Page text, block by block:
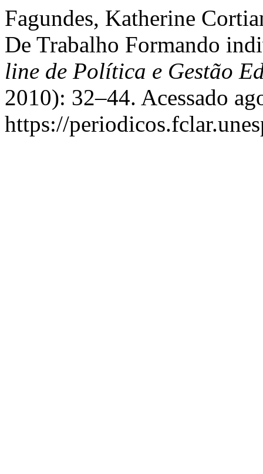
Fagundes, Katherine
De Trabalho Formando
line de Política e Gestão
2010): 32–44. Acessado
https://